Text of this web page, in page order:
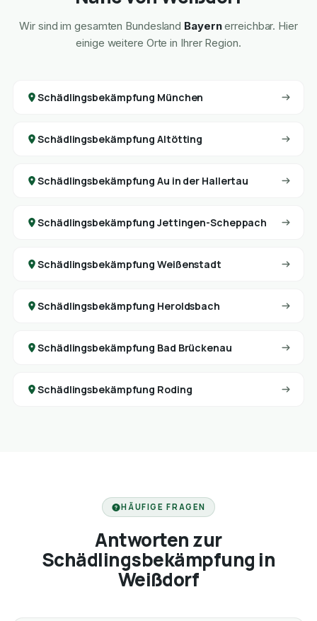
Wir sind im gesamten Bundesland Bayernerreichbar. Hier
einige weitere Orte in Ihrer Region.
Schädlingsbekämpfung München
Schädlingsbekämpfung Altötting
Schädlingsbekämpfung Au in der Hallertau
Schädlingsbekämpfung Jettingen-Scheppach
Schädlingsbekämpfung Weißenstadt
Schädlingsbekämpfung Heroldsbach
Schädlingsbekämpfung Bad Brückenau
Schädlingsbekämpfung Roding
HÄUFIGE FRAGEN
Antworten zur
Schädlingsbekämpfung in
Weißdorf